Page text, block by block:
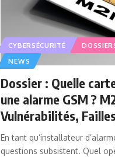
CYBERSÉCURITÉ
NEWS
Dossier : Quelle
une alarme GSM ?
Vulnérabilités,
En tant qu’installateur
questions subsistent. Quel